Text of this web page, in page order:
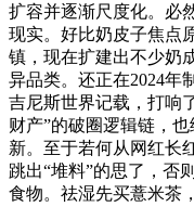
扩容并逐渐尺度化。必
现实。好比奶皮子焦
镇，现在扩建出不少奶
异品类。还正在2024年
吉尼斯世界记载，打响
财产”的破圈逻辑链，
新。至于若何从网红长
跳出“堆料”的思了，否
食物。祛湿先买薏米茶